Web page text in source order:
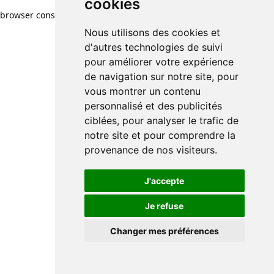
cookies
Nous utilisons des cookies et
d'autres technologies de suivi
pour améliorer votre expérience
de navigation sur notre site, pour
vous montrer un contenu
personnalisé et des publicités
ciblées, pour analyser le trafic de
notre site et pour comprendre la
provenance de nos visiteurs.
J'accepte
Je refuse
Changer mes préférences
browser console for more information)